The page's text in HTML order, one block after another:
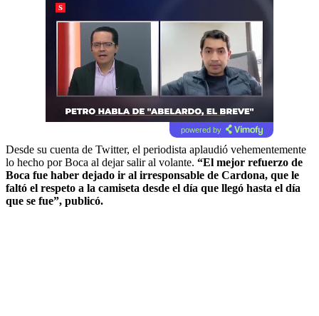
powered by
Desde su cuenta de Twitter, el periodista aplaudió vehementemente
lo hecho por Boca al dejar salir al volante. “El mejor refuerzo de
Boca fue haber dejado ir al irresponsable de Cardona, que le
faltó el respeto a la camiseta desde el día que llegó hasta el día
que se fue”, publicó.